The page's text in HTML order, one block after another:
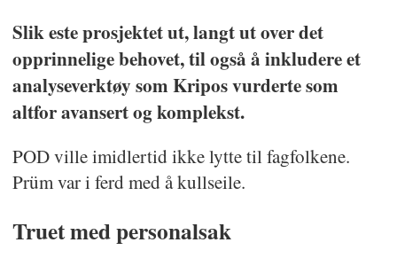
Slik este prosjektet ut, langt ut over det
opprinnelige behovet, til også å inkludere et
analyseverktøy som Kripos vurderte som
altfor avansert og komplekst.
POD ville imidlertid ikke lytte til fagfolkene.
Prüm var i ferd med å kullseile.
Truet med personalsak